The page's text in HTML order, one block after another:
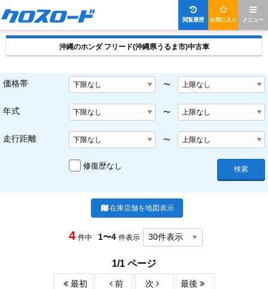
メニュー
お気に入り
閲覧履歴
沖縄のホンダ フリード(沖縄県うるま市)中古車
価格帯 〜
年式 〜
走行距離 〜
修復歴なし 検索
在庫店舗を地図表示
4 件中 1〜4 件表示
1/1 ページ
最初 前 次 最後